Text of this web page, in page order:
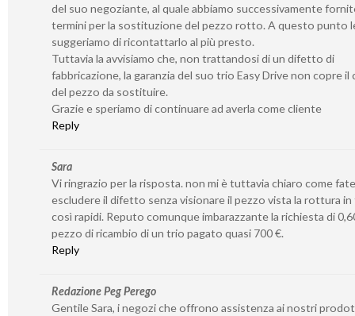
del suo negoziante, al quale abbiamo successivamente
termini per la sostituzione del pezzo rotto. A questo punto
suggeriamo di ricontattarlo al più presto.
Tuttavia la avvisiamo che, non trattandosi di un difetto di
fabbricazione, la garanzia del suo trio Easy Drive non copre il
del pezzo da sostituire.
Grazie e speriamo di continuare ad averla come cliente
Reply
Sara
Vi ringrazio per la risposta. non mi è tuttavia chiaro come
escludere il difetto senza visionare il pezzo vista la rottura in
così rapidi. Reputo comunque imbarazzante la richiesta di
pezzo di ricambio di un trio pagato quasi 700 €.
Reply
Redazione Peg Perego
Gentile Sara, i negozi che offrono assistenza ai nostri